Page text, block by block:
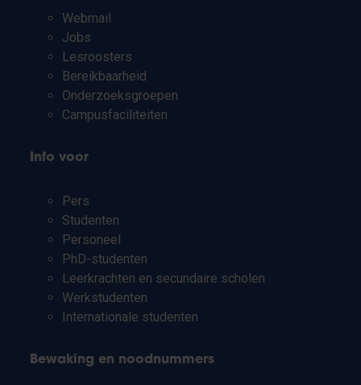
Webmail
Jobs
Lesroosters
Bereikbaarheid
Onderzoeksgroepen
Campusfaciliteiten
Info voor
Pers
Studenten
Personeel
PhD-studenten
Leerkrachten en secundaire scholen
Werkstudenten
Internationale studenten
Bewaking en noodnummers